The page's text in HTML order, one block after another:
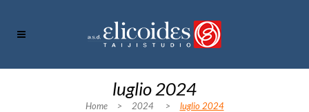
luglio 2024
Home > 2024 > luglio 2024